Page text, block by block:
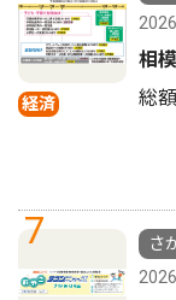
経済
相
総
7
さ